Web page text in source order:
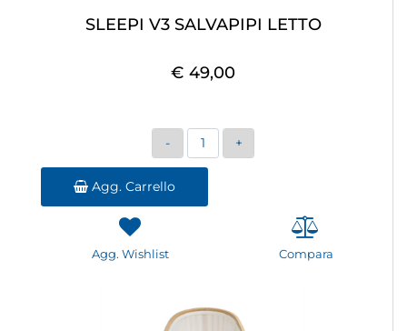
SLEEPI V3 SALVAPIPI LETTO
€ 49,00
Quantità
Agg. Carrello
Agg. Wishlist Compara